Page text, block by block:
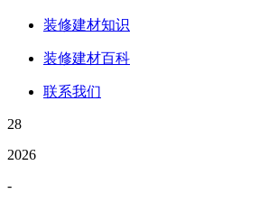
装修建材知识
装修建材百科
联系我们
28
2026
-